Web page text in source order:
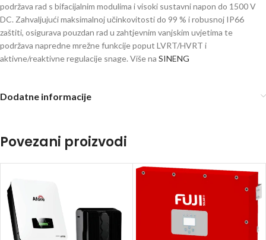
podržava rad s bifacijalnim modulima i visoki sustavni napon do 1500 V
DC. Zahvaljujući maksimalnoj učinkovitosti do 99 % i robusnoj IP66
zaštiti, osigurava pouzdan rad u zahtjevnim vanjskim uvjetima te
podržava napredne mrežne funkcije poput LVRT/HVRT i
aktivne/reaktivne regulacije snage. Više na SINENG
Dodatne informacije
Povezani proizvodi